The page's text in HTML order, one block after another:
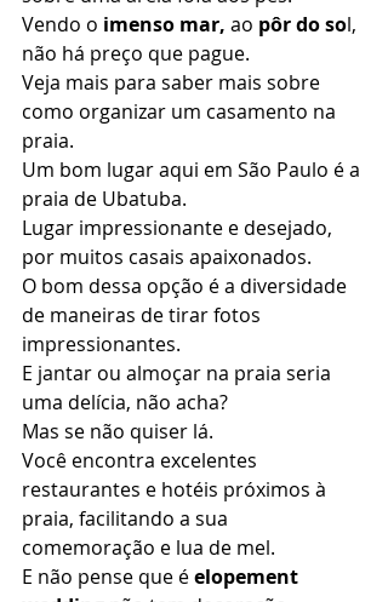
Vendo o imenso mar, ao pôr do sol,
não há preço que pague.
Veja mais para saber mais sobre
como organizar um casamento na
praia.
Um bom lugar aqui em São Paulo é a
praia de Ubatuba.
Lugar impressionante e desejado,
por muitos casais apaixonados.
O bom dessa opção é a diversidade
de maneiras de tirar fotos
impressionantes.
E jantar ou almoçar na praia seria
uma delícia, não acha?
Mas se não quiser lá.
Você encontra excelentes
restaurantes e hotéis próximos à
praia, facilitando a sua
comemoração e lua de mel.
E não pense que é elopement